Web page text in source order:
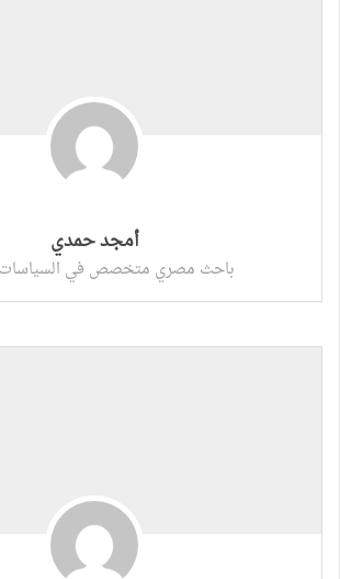
أمجد حمدي
باحث مصري متخصص في السياسات